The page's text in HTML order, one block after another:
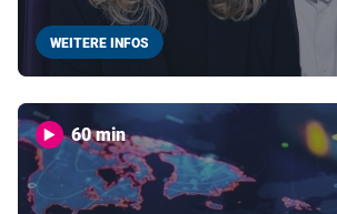
WEITERE INFOS
60 min